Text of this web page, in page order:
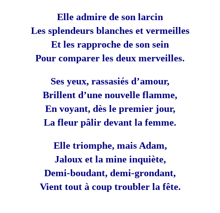
Elle admire de son larcin
Les splendeurs blanches et vermeilles
Et les rapproche de son sein
Pour comparer les deux merveilles.
Ses yeux, rassasiés d’amour,
Brillent d’une nouvelle flamme,
En voyant, dès le premier jour,
La fleur pâlir devant la femme.
Elle triomphe, mais Adam,
Jaloux et la mine inquiète,
Demi-boudant, demi-grondant,
Vient tout à coup troubler la fête.